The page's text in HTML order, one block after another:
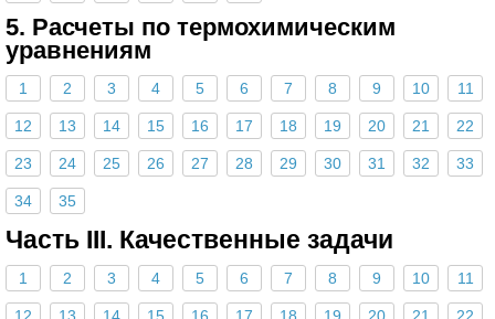
5. Расчеты по термохимическим
уравнениям
1 2 3 4 5 6 7 8 9 10 11
12 13 14 15 16 17 18 19 20 21 22
23 24 25 26 27 28 29 30 31 32 33
34 35
Часть III. Качественные задачи
1 2 3 4 5 6 7 8 9 10 11
12 13 14 15 16 17 18 19 20 21 22